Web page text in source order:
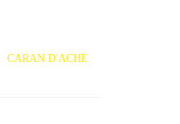
CARAN D'ACHE